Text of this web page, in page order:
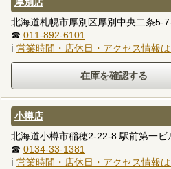
厚別店
北海道札幌市厚別区厚別中央二条5-
☎ 011-892-6101
ℹ 営業時間・店休日・アクセス情報
小樽店
北海道小樽市稲穂2-22-8 駅前第一ビ
☎ 0134-33-1381
ℹ 営業時間・店休日・アクセス情報